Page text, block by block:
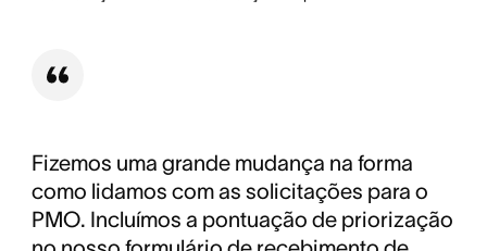
Fizemos uma grande mudança na forma
como lidamos com as solicitações para o
PMO. Incluímos a pontuação de priorização